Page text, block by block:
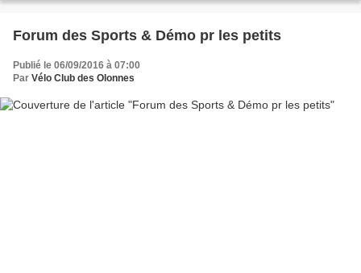
Forum des Sports & Démo pr les petits
Publié le 06/09/2016 à 07:00
Par Vélo Club des Olonnes